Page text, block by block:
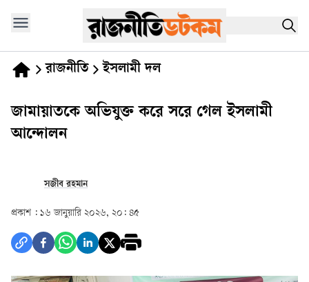
রাজনীতি ইসলামী দল
জামায়াতকে অভিযুক্ত করে সরে গেল ইসলামী
আন্দোলন
সজীব রহমান
প্রকাশ : ১৬ জানুয়ারি ২০২৬, ২০: ৪৫